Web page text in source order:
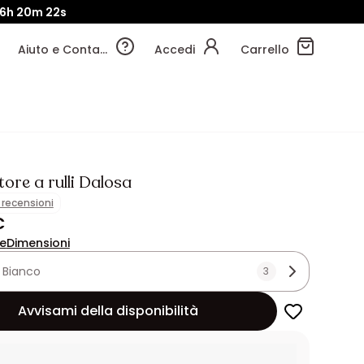
20m 20s
Aiuto e Contatti Accedi Carrello
a rulli Dalosa
recensioni
Dimensioni
Bianco 3
Avvisami della disponibilità